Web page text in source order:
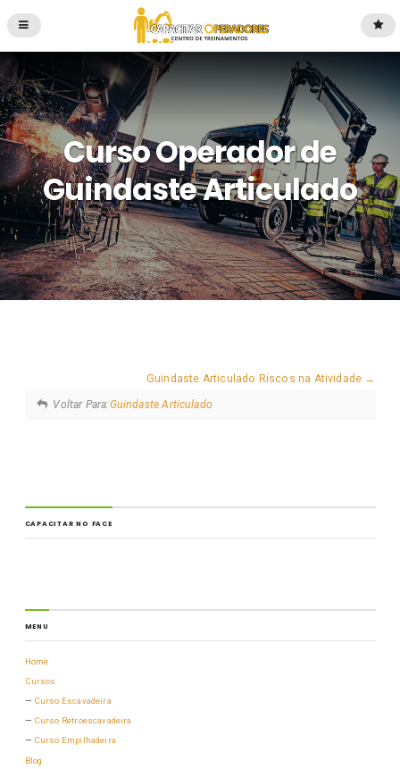
Curso Operador de
Guindaste Articulado
Guindaste Articulado Riscos na Atividade
Voltar Para:Guindaste Articulado
CAPACITAR NO FACE
MENU
Home
Cursos
Curso Escavadeira
Curso Retroescavadeira
Curso Empilhadeira
Blog